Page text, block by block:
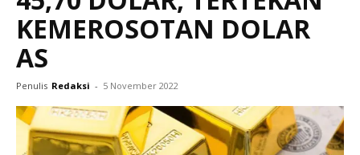
KEMEROSOTAN DOLAR
AS
Penulis Redaksi - 5 November 2022